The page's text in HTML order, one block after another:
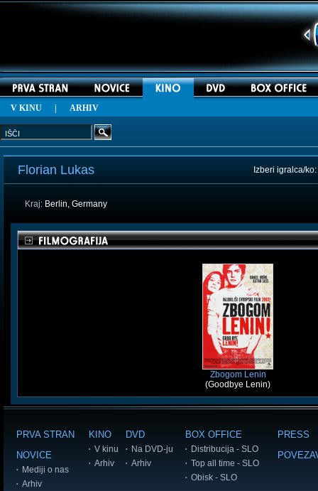
V KINU ARHIV
Florian Lukas Izberi igralca/ko:
Kraj: Berlin, Germany
Zbogom Lenin
(Goodbye Lenin)
PRVA STRAN
NOVICE
Mediji o nas
Arhiv
KINO
V kinu
Arhiv
DVD
Na DVD-ju
Arhiv
BOX OFFICE
Distribucija - SLO
Top all time - SLO
Obisk - SLO
PRESS